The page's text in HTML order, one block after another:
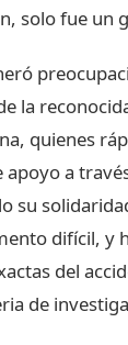
solo fue un
la
quienes
apoyo a
su
difícil, y
del
de